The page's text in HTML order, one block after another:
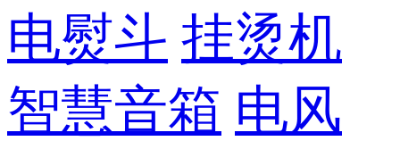
电熨斗 挂烫机
智慧音箱 电风